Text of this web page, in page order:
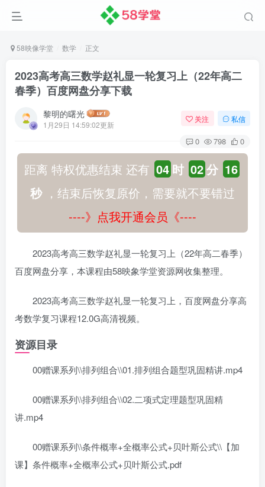
58映像学堂 数学 正文
2023高考高三数学赵礼显一轮复习上（22年高二
春季）百度网盘分享下载
黎明的曙光
1月29日 14:59:02更新
关注 私信
0 798 0
距离 特权优惠结束 还有 04 时 02分 15
秒，结束后恢复原价，需要就不要错过
----》点我开通会员《----
2023高考高三数学赵礼显一轮复习上（22年高二春季）
百度网盘分享，本课程由58映象学堂资源网收集整理。
2023高考高三数学赵礼显一轮复习上，百度网盘分享高
考数学复习课程12.0G高清视频。
资源目录
00赠课系列\\排列组合\\01.排列组合题型巩固精讲.mp4
00赠课系列\\排列组合\\02.二项式定理题型巩固精
讲.mp4
00赠课系列\\条件概率+全概率公式+贝叶斯公式\\【加
课】条件概率+全概率公式+贝叶斯公式.pdf